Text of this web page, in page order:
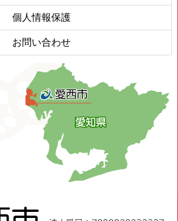
個人情報保護
お問い合わせ